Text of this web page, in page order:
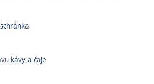
kávy a čaje